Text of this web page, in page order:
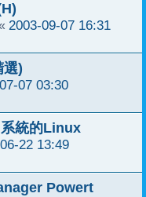
2003-09-07 16:31
)
07 03:30
系統的Linux
22 13:49
Powert